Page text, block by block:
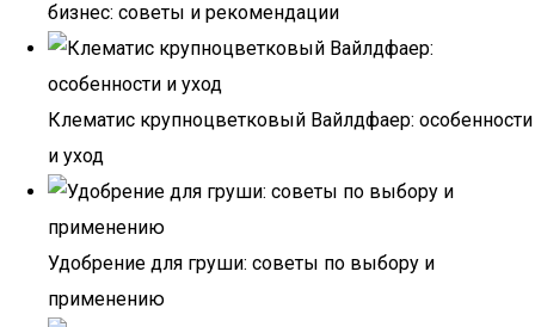
бизнес: советы и рекомендации
Клематис крупноцветковый Вайлдфаер: особенности
и уход
Удобрение для груши: советы по выбору и
применению